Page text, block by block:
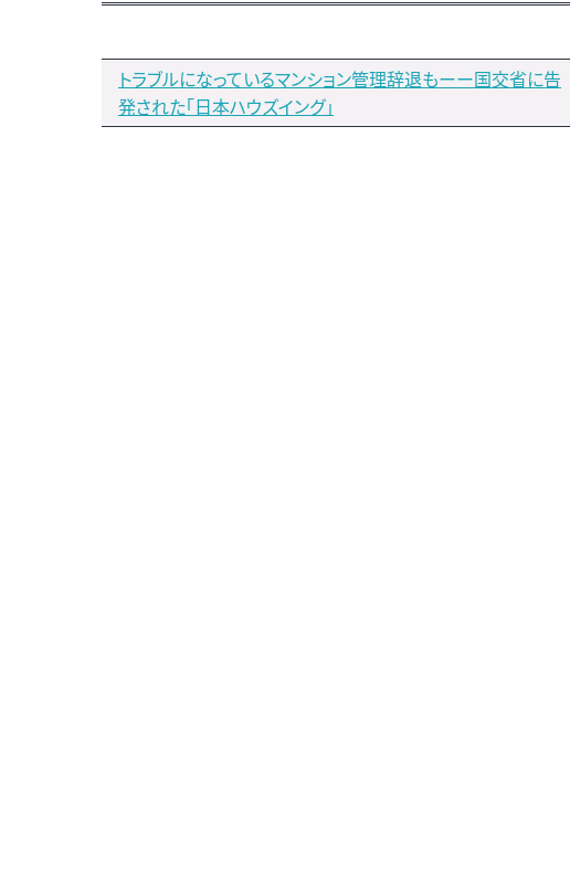
トラブルになっているマンション管理辞退もーー国交省に告
発された「日本ハウズイング」